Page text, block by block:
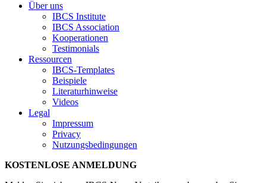
Über uns
IBCS Institute
IBCS Association
Kooperationen
Testimonials
Ressourcen
IBCS-Templates
Beispiele
Literaturhinweise
Videos
Legal
Impressum
Privacy
Nutzungsbedingungen
KOSTENLOSE ANMELDUNG